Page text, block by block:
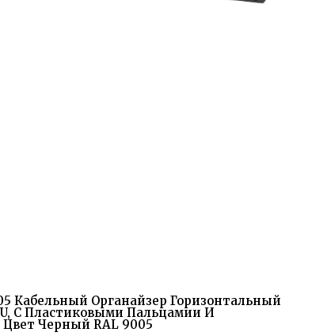
Кабельный Органайзер Горизонтальный
С Пластиковыми Пальцамии И
Черный RAL 9005